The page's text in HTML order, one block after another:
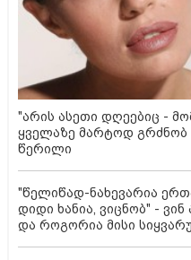
"არის ასეთი დღეებიც -
ყველაზე მარტოდ გრძნობ
წერილი
"წელიწად-ნახევარია
დიდი ხანია, ვიცნობ" -
და როგორია მისი